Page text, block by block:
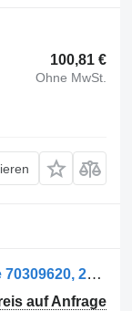
100,81 €
Ohne MwSt.
Oglindă retrovizoare dreapta Rückspiegel für Volvo – compatibilă cu modelele 70309620, 22212133, 70309627, 20856782, 70303998 LKW
auf Anfrage